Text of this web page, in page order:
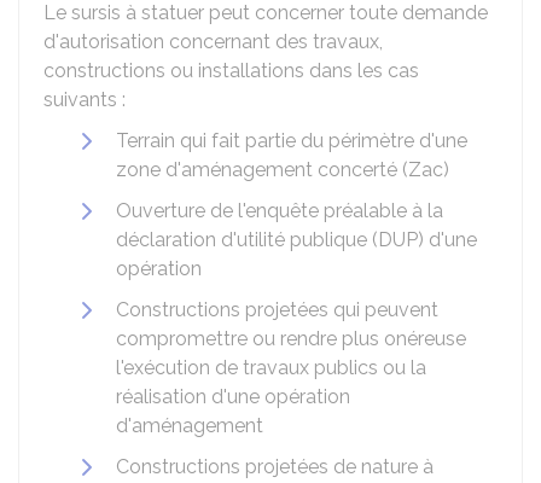
Le sursis à statuer peut concerner toute demande
d'autorisation concernant des travaux,
constructions ou installations dans les cas
suivants :
Terrain qui fait partie du périmètre d'une
zone d'aménagement concerté (Zac)
Ouverture de l'enquête préalable à la
déclaration d'utilité publique (DUP) d'une
opération
Constructions projetées qui peuvent
compromettre ou rendre plus onéreuse
l'exécution de travaux publics ou la
réalisation d'une opération
d'aménagement
Constructions projetées de nature à